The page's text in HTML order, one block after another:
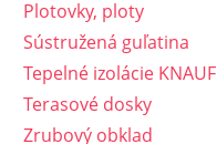
Plotovky, ploty
Sústružená guľatina
Tepelné izolácie KNAUF
Terasové dosky
Zrubový obklad